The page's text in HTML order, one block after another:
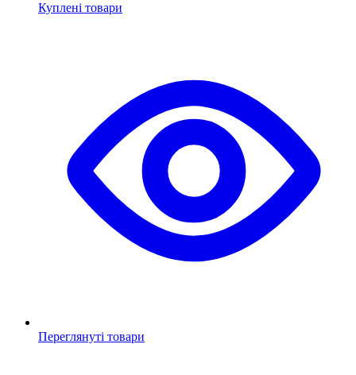
Куплені товари
Переглянуті товари